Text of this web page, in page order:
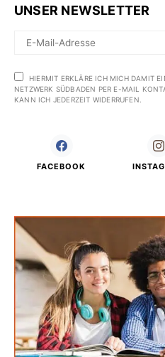
UNSER NEWSLETTER
HIERMIT ERKLÄRE ICH MICH DAMIT
NETZWERK SÜDBADEN PER E-MAIL
KANN ICH JEDERZEIT WIDERRUFEN.
FACEBOOK